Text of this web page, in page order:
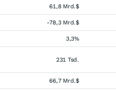
61,8 Mrd.$
-78,3 Mrd.$
3,3%
231 Tsd.
66,7 Mrd.$